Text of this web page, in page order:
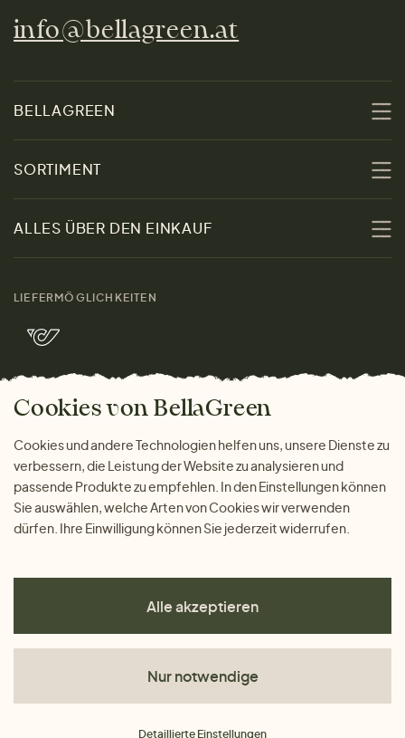
info@bellagreen.at
BELLAGREEN
Nachhaltigkeit
Kontakt
Marken
Bella Green Magazin
SORTIMENT
Damen
Herren
Wohnen
Geschenke
ALLES ÜBER DEN EINKAUF
Warum bei uns einkaufen
LIEFERMÖGLICHKEITEN
ZAHLUNGSMÖGLICHKEITEN
Cookies von BellaGreen
Cookies und andere Technologien helfen uns, unsere Dienste zu
verbessern, die Leistung der Website zu analysieren und
passende Produkte zu empfehlen. In den Einstellungen können
Sie auswählen, welche Arten von Cookies wir verwenden
dürfen. Ihre Einwilligung können Sie jederzeit widerrufen.
Alle akzeptieren
Nur notwendige
Detaillierte Einstellungen